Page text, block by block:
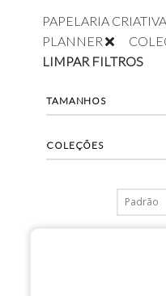
PAPELARIA CRIATIVA
PLANNER
LIMPAR FILTROS
TAMANHOS
COLEÇÕES